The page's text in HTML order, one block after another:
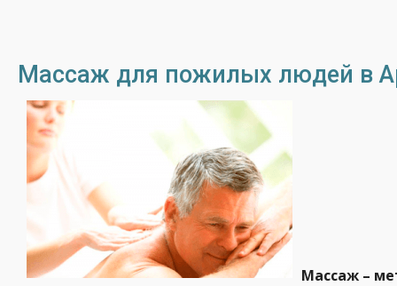
Массаж для пожилых людей в
Массаж –